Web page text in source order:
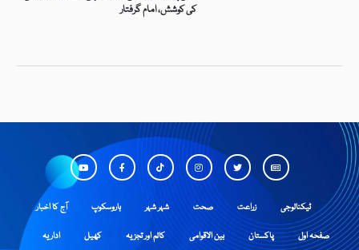
کی کوشش، امام گرفتار
آج کا اخبار ہاروسکوپ شہر شہر صحت زراعت ٹیکنالوجی
اداریہ کھیل کالم اور تجزیہ بین الاقوامی پاکستان صفحہ اول